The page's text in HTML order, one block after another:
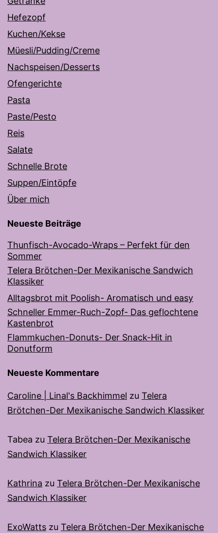
Hefezopf
Kuchen/Kekse
Müesli/Pudding/Creme
Nachspeisen/Desserts
Ofengerichte
Pasta
Paste/Pesto
Reis
Salate
Schnelle Brote
Suppen/Eintöpfe
Über mich
Neueste Beiträge
Thunfisch-Avocado-Wraps – Perfekt für den
Sommer
Telera Brötchen-Der Mexikanische Sandwich
Klassiker
Alltagsbrot mit Poolish- Aromatisch und easy
Schneller Emmer-Ruch-Zopf- Das geflochtene
Kastenbrot
Flammkuchen-Donuts- Der Snack-Hit in
Donutform
Neueste Kommentare
Caroline | Linal's Backhimmel zu Telera
Brötchen-Der Mexikanische Sandwich Klassiker
Tabea zu Telera Brötchen-Der Mexikanische
Sandwich Klassiker
Kathrina zu Telera Brötchen-Der Mexikanische
Sandwich Klassiker
ExoWatts zu Telera Brötchen-Der Mexikanische